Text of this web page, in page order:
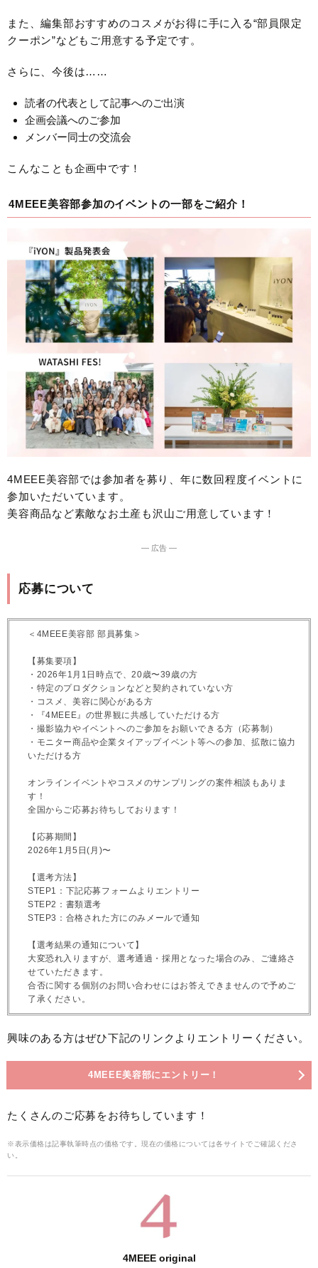
また、編集部おすすめのコスメがお得に手に入る“部員限定
クーポン”などもご用意する予定です。
さらに、今後は……
読者の代表として記事へのご出演
企画会議へのご参加
メンバー同士の交流会
こんなことも企画中です！
4MEEE美容部参加のイベントの一部をご紹介！
4MEEE美容部では参加者を募り、年に数回程度イベントに
参加いただいています。
美容商品など素敵なお土産も沢山ご用意しています！
― 広告 ―
応募について
＜4MEEE美容部 部員募集＞
【募集要項】
・2026年1月1日時点で、20歳〜39歳の方
・特定のプロダクションなどと契約されていない方
・コスメ、美容に関心がある方
・『4MEEE』の世界観に共感していただける方
・撮影協力やイベントへのご参加をお願いできる方（応募制）
・モニター商品や企業タイアップイベント等への参加、拡散に協力
いただける方
オンラインイベントやコスメのサンプリングの案件相談もありま
す！
全国からご応募お待ちしております！
【応募期間】
2026年1月5日(月)〜
【選考方法】
STEP1：下記応募フォームよりエントリー
STEP2：書類選考
STEP3：合格された方にのみメールで通知
【選考結果の通知について】
大変恐れ入りますが、選考通過・採用となった場合のみ、ご連絡さ
せていただきます。
合否に関する個別のお問い合わせにはお答えできませんので予めご
了承ください。
興味のある方はぜひ下記のリンクよりエントリーください。
4MEEE美容部にエントリー！
たくさんのご応募をお待ちしています！
※表示価格は記事執筆時点の価格です。現在の価格については各サイトでご確認くださ
い。
4MEEE original